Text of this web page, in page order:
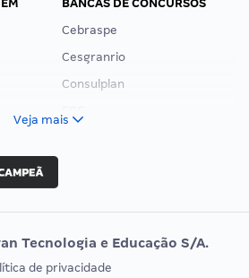
BANCAS DE CONCURSOS
Cebraspe
Cesgranrio
Consulplan
Vunesp
Veja mais
Tecnologia e Educação S/A.
de privacidade